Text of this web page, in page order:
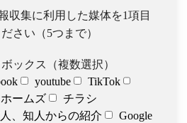
収集に利用した媒体を1項目
さい（5つまで）
ックス（複数選択）
youtube
TikTok
ホームズ
チラシ
、知人からの紹介
Google